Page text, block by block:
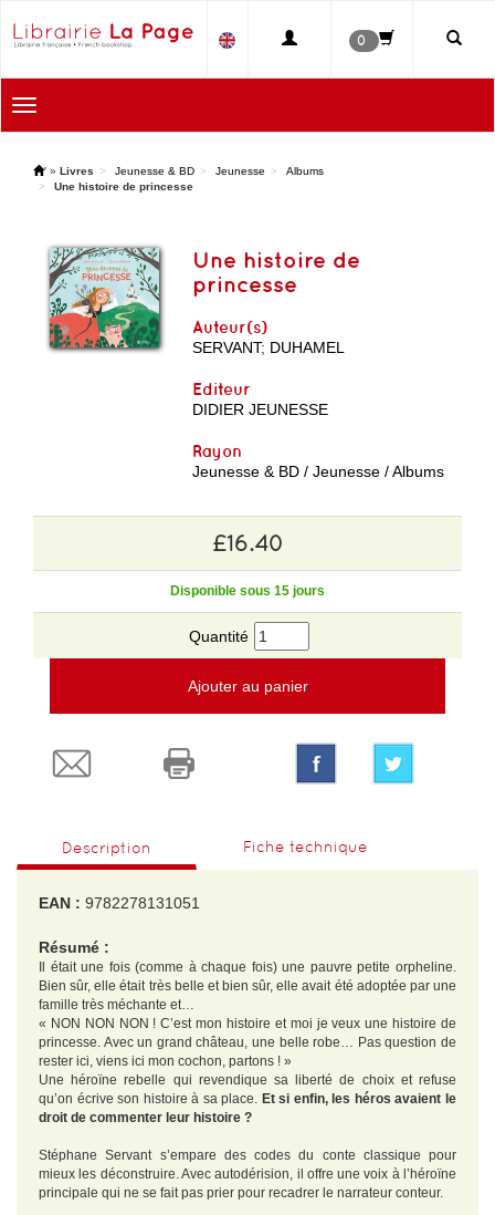
0
Toggle
navigation
' » Livres Jeunesse & BD Jeunesse
Albums
Une histoire de princesse
Une histoire de
princesse
Auteur(s)
SERVANT; DUHAMEL
Editeur
DIDIER JEUNESSE
Rayon
Jeunesse & BD / Jeunesse / Albums
£16.40
Disponible sous 15 jours
Quantité
Ajouter au panier
Description Fiche technique
EAN : 9782278131051
Résumé :
Il était une fois (comme à chaque fois) une pauvre petite orpheline.
Bien sûr, elle était très belle et bien sûr, elle avait été adoptée par une
famille très méchante et…
« NON NON NON ! C’est mon histoire et moi je veux une histoire de
princesse. Avec un grand château, une belle robe… Pas question de
rester ici, viens ici mon cochon, partons ! »
Une héroïne rebelle qui revendique sa liberté de choix et refuse
qu’on écrive son histoire à sa place. Et si enfin, les héros avaient le
droit de commenter leur histoire ?
Stéphane Servant s’empare des codes du conte classique pour
mieux les déconstruire. Avec autodérision, il offre une voix à l’héroïne
principale qui ne se fait pas prier pour recadrer le narrateur conteur.